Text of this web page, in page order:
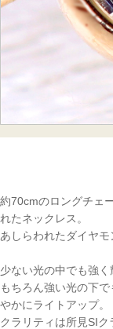
約70cmのロングチェ
れたネックレス。
あしらわれたダイヤモ
少ない光の中でも強く
もちろん強い光の下
やかにライトアップ。
クラリティは所見SI